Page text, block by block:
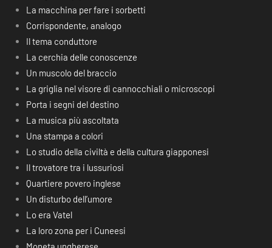
La macchina per fare i sorbetti
Corrispondente, analogo
Il tema conduttore
La cerchia delle conoscenze
Un muscolo del braccio
La griglia nel visore di cannocchiali o microscopi
Porta i segni del destino
La musica più ascoltata
Una stampa a colori
Lo studio della civiltà e della cultura giapponesi
Il trovatore tra i lussuriosi
Quartiere povero inglese
Un disturbo dell’umore
Lo era Vatel
La loro zona per i Cuneesi